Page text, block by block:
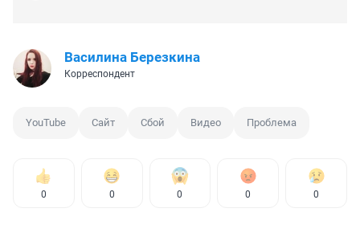
Василина Березкина
Корреспондент
YouTube Сайт Сбой Видео Проблема
0 0 0 0 0